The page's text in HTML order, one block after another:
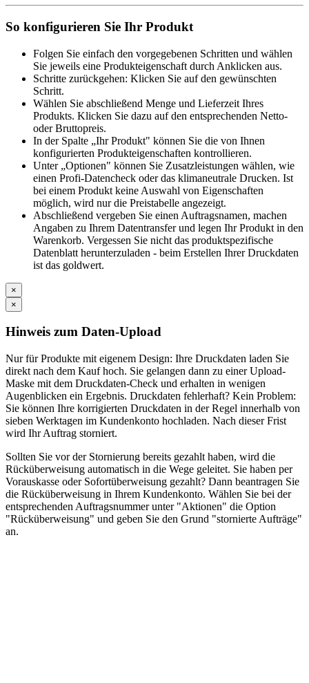
So konfigurieren Sie Ihr Produkt
Folgen Sie einfach den vorgegebenen Schritten und wählen
Sie jeweils eine Produkteigenschaft durch Anklicken aus.
Schritte zurückgehen: Klicken Sie auf den gewünschten
Schritt.
Wählen Sie abschließend Menge und Lieferzeit Ihres
Produkts. Klicken Sie dazu auf den entsprechenden Netto-
oder Bruttopreis.
In der Spalte „Ihr Produkt" können Sie die von Ihnen
konfigurierten Produkteigenschaften kontrollieren.
Unter „Optionen" können Sie Zusatzleistungen wählen, wie
einen Profi-Datencheck oder das klimaneutrale Drucken. Ist
bei einem Produkt keine Auswahl von Eigenschaften
möglich, wird nur die Preistabelle angezeigt.
Abschließend vergeben Sie einen Auftragsnamen, machen
Angaben zu Ihrem Datentransfer und legen Ihr Produkt in den
Warenkorb. Vergessen Sie nicht das produktspezifische
Datenblatt herunterzuladen - beim Erstellen Ihrer Druckdaten
ist das goldwert.
×
×
Hinweis zum Daten-Upload
Nur für Produkte mit eigenem Design: Ihre Druckdaten laden Sie
direkt nach dem Kauf hoch. Sie gelangen dann zu einer Upload-
Maske mit dem Druckdaten-Check und erhalten in wenigen
Augenblicken ein Ergebnis. Druckdaten fehlerhaft? Kein Problem:
Sie können Ihre korrigierten Druckdaten in der Regel innerhalb von
sieben Werktagen im Kundenkonto hochladen. Nach dieser Frist
wird Ihr Auftrag storniert.
Sollten Sie vor der Stornierung bereits gezahlt haben, wird die
Rücküberweisung automatisch in die Wege geleitet. Sie haben per
Vorauskasse oder Sofortüberweisung gezahlt? Dann beantragen Sie
die Rücküberweisung in Ihrem Kundenkonto. Wählen Sie bei der
entsprechenden Auftragsnummer unter "Aktionen" die Option
"Rücküberweisung" und geben Sie den Grund "stornierte Aufträge"
an.